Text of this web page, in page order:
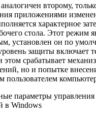
второму,
приложениями
характерное
стола. Этот режим
установлен он по
защиты включает
этом срабатывает
но и попытке
пользователем